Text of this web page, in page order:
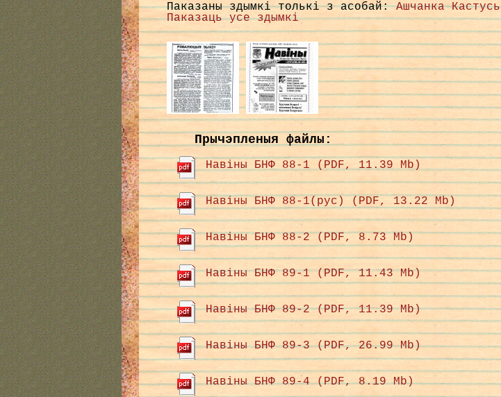
Паказаны здымкі толькі з асобай:Ашчанка Кастусь
Паказаць усе здымкі
Прычэпленыя файлы:
Навіны БНФ 88-1 (PDF, 11.39 Mb)
Навіны БНФ 88-1(рус) (PDF, 13.22 Mb)
Навіны БНФ 88-2 (PDF, 8.73 Mb)
Навіны БНФ 89-1 (PDF, 11.43 Mb)
Навіны БНФ 89-2 (PDF, 11.39 Mb)
Навіны БНФ 89-3 (PDF, 26.99 Mb)
Навіны БНФ 89-4 (PDF, 8.19 Mb)